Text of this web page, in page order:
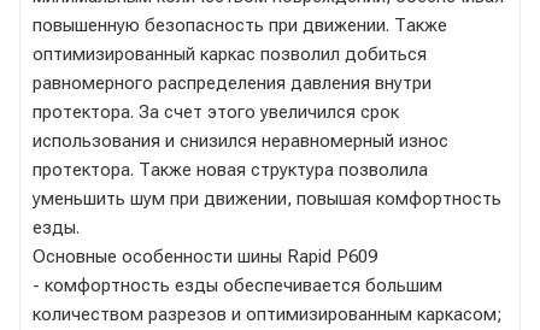
повышенную безопасность при движении. Также
оптимизированный каркас позволил добиться
равномерного распределения давления внутри
протектора. За счет этого увеличился срок
использования и снизился неравномерный износ
протектора. Также новая структура позволила
уменьшить шум при движении, повышая комфортность
езды.
Основные особенности шины Rapid P609
- комфортность езды обеспечивается большим
количеством разрезов и оптимизированным каркасом;